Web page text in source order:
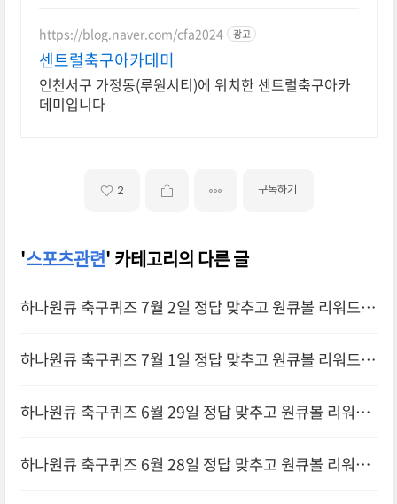
https://blog.naver.com/cfa2024 광고
센트럴축구아카데미
인천서구 가정동(루원시티)에 위치한 센트럴축구아카
데미입니다
2 구독하기
'스포츠관련' 카테고리의 다른 글
하나원큐 축구퀴즈 7월 2일 정답 맞추고 원큐볼 리워드
하나원큐 축구퀴즈 7월 1일 정답 맞추고 원큐볼 리워드
하나원큐 축구퀴즈 6월 29일 정답 맞추고 원큐볼 리워드
하나원큐 축구퀴즈 6월 28일 정답 맞추고 원큐볼 리워드